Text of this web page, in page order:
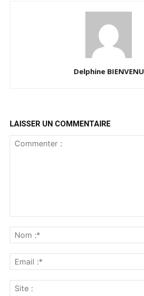
Delphine BIENVENU
LAISSER UN COMMENTAIRE